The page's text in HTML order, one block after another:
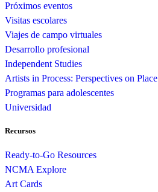
Próximos eventos
Visitas escolares
Viajes de campo virtuales
Desarrollo profesional
Independent Studies
Artists in Process: Perspectives on Place
Programas para adolescentes
Universidad
Recursos
Ready-to-Go Resources
NCMA Explore
Art Cards